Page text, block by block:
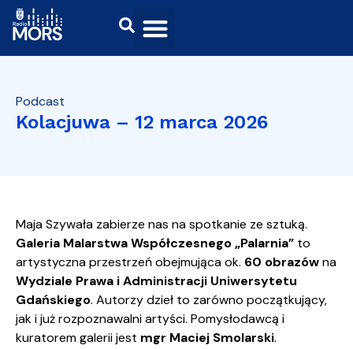
Podcast
Kolacjuwa – 12 marca 2026
Maja Szywała zabierze nas na spotkanie ze sztuką.
Galeria Malarstwa Współczesnego „Palarnia” to
artystyczna przestrzeń obejmująca ok. 60 obrazówna
Wydziale Prawa i Administracji Uniwersytetu
Gdańskiego. Autorzy dzieł to zarówno początkujący,
jak i już rozpoznawalni artyści. Pomysłodawcą i
kuratorem galerii jest mgr Maciej Smolarski.